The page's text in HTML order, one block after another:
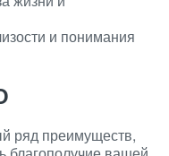
и понимания
ряд преимуществ,